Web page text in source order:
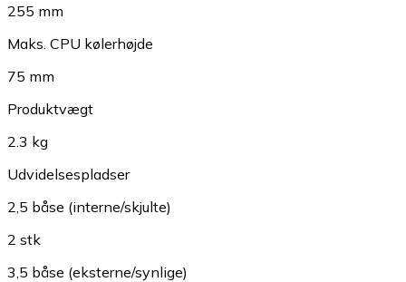
255 mm
Maks. CPU kølerhøjde
75 mm
Produktvægt
2.3 kg
Udvidelsespladser
2,5 båse (interne/skjulte)
2 stk
3,5 båse (eksterne/synlige)